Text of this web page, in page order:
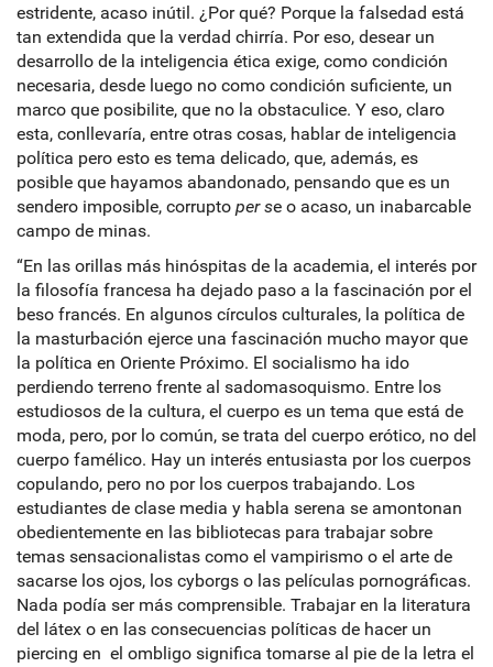
estridente, acaso inútil. ¿Por qué? Porque la falsedad está
tan extendida que la verdad chirría. Por eso, desear un
desarrollo de la inteligencia ética exige, como condición
necesaria, desde luego no como condición suficiente, un
marco que posibilite, que no la obstaculice. Y eso, claro
esta, conllevaría, entre otras cosas, hablar de inteligencia
política pero esto es tema delicado, que, además, es
posible que hayamos abandonado, pensando que es un
sendero imposible, corrupto per se o acaso, un inabarcable
campo de minas.
“En las orillas más hinóspitas de la academia, el interés por
la filosofía francesa ha dejado paso a la fascinación por el
beso francés. En algunos círculos culturales, la política de
la masturbación ejerce una fascinación mucho mayor que
la política en Oriente Próximo. El socialismo ha ido
perdiendo terreno frente al sadomasoquismo. Entre los
estudiosos de la cultura, el cuerpo es un tema que está de
moda, pero, por lo común, se trata del cuerpo erótico, no del
cuerpo famélico. Hay un interés entusiasta por los cuerpos
copulando, pero no por los cuerpos trabajando. Los
estudiantes de clase media y habla serena se amontonan
obedientemente en las bibliotecas para trabajar sobre
temas sensacionalistas como el vampirismo o el arte de
sacarse los ojos, los cyborgs o las películas pornográficas.
Nada podía ser más comprensible. Trabajar en la literatura
del látex o en las consecuencias políticas de hacer un
piercing en el ombligo significa tomarse al pie de la letra el